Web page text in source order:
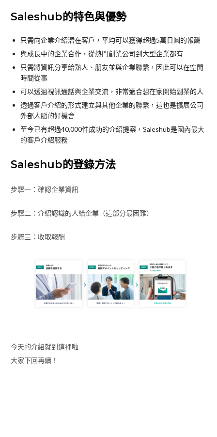
Saleshub的特色與優勢
只需向企業介紹潛在客戶，平均可以獲得超過5萬日圓的報酬
與成長中的企業合作，從熱門創業公司到大型企業都有
只需將資訊分享給熟人、朋友並與企業聯繫，因此可以在空閒
時間從事
可以透過視訊通話與企業交流，非常適合想在家開始副業的人
透過客戶介紹的形式建立與其他企業的聯繫，這也是擴展公司
外部人脈的好機會
至今已有超過40,000件成功的介紹提案，Saleshub是國內最大
的客戶介紹服務
Saleshub的登錄方法
步驟一：確認企業資訊
步驟二：介紹認識的人給企業（這部分最困難）
步驟三：收取報酬
今天的介紹就到這裡啦
大家下回再續！